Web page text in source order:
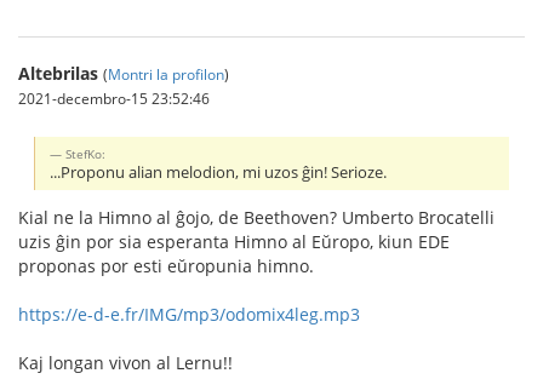
Altebrilas (Montri la profilon)
2021-decembro-15 23:52:46
StefKo:
...Proponu alian melodion, mi uzos ĝin! Serioze.
Kial ne la Himno al ĝojo, de Beethoven? Umberto Brocatelli
uzis ĝin por sia esperanta Himno al Eŭropo, kiun EDE
proponas por esti eŭropunia himno.
https://e-d-e.fr/IMG/mp3/odomix4leg.mp3
Kaj longan vivon al Lernu!!